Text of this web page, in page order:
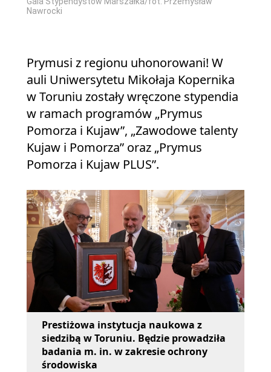
Nawrocki
Prymusi z regionu uhonorowani! W
auli Uniwersytetu Mikołaja Kopernika
w Toruniu zostały wręczone stypendia
w ramach programów „Prymus
Pomorza i Kujaw”, „Zawodowe talenty
Kujaw i Pomorza” oraz „Prymus
Pomorza i Kujaw PLUS”.
Prestiżowa instytucja naukowa z
siedzibą w Toruniu. Będzie prowadziła
badania m. in. w zakresie ochrony
środowiska